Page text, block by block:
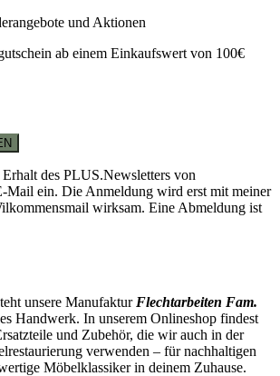
und Aktionen
ab einem Einkaufswert von 100€
des PLUS.Newsletters von
Mail ein. Die Anmeldung wird erst mit meiner
wirksam. Eine Abmeldung ist
unsere Manufaktur Flechtarbeiten Fam.
Handwerk. In unserem Onlineshop findest
und Zubehör, die wir auch in der
verwenden – für nachhaltigen
Möbelklassiker in deinem Zuhause.